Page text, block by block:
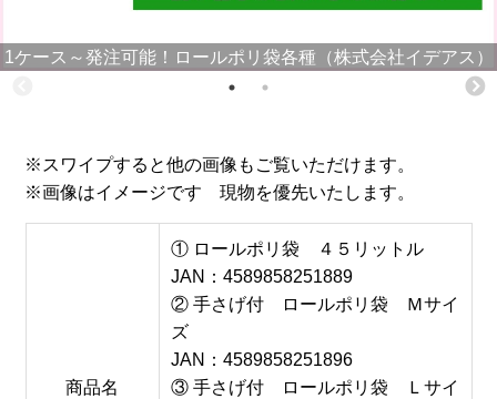
1ケース～発注可能！ロールポリ袋各種（株式会社イデアス）
※スワイプすると他の画像もご覧いただけます。
※画像はイメージです 現物を優先いたします。
商品名
① ロールポリ袋 ４５リットル
JAN：4589858251889
② 手さげ付 ロールポリ袋 Ｍサイ
ズ
JAN：4589858251896
③ 手さげ付 ロールポリ袋 Ｌサイ